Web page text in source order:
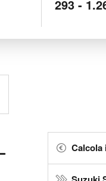
293 -
Calcola